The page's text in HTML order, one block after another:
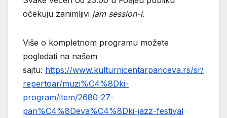
očekuju zanimljivi jam session-i.
Više o kompletnom programu možete
pogledati na našem
sajtu: https://www.kulturnicentarpanceva.rs/sr/
repertoar/muzi%C4%8Dki-
program/item/2680-27-
pan%C4%8Deva%C4%8Dki-jazz-festival